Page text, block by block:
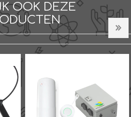
OOK DEZE